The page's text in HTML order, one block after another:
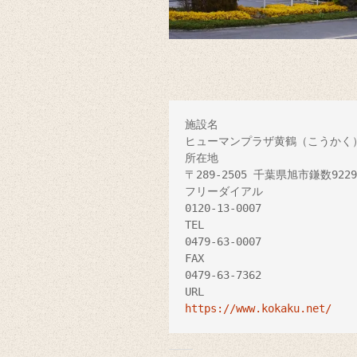
施設名
ヒューマンプラザ黄鶴（こうかく
所在地
〒289-2505 千葉県旭市鎌数
フリーダイアル
0120-13-0007
TEL
0479-63-0007
FAX
0479-63-7362
https://www.kokaku.net/